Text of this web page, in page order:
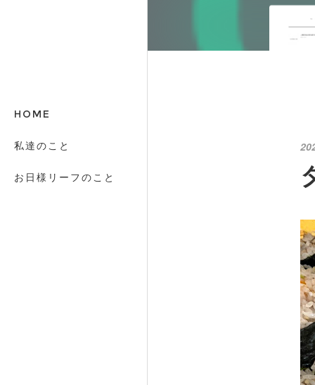
HOME
私達のこと
お日様リーフのこと